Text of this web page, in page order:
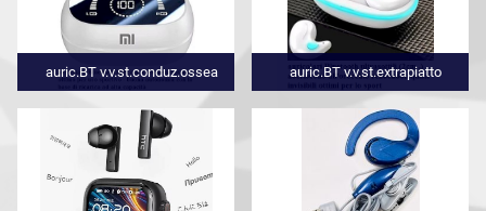
auric.BT v.v.st.conduz.ossea auric.BT v.v.st.extrapiatto